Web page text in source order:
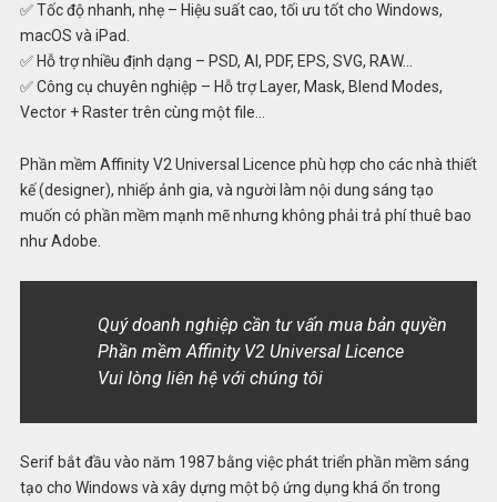
✅ Tốc độ nhanh, nhẹ – Hiệu suất cao, tối ưu tốt cho Windows,
macOS và iPad.
✅ Hỗ trợ nhiều định dạng – PSD, AI, PDF, EPS, SVG, RAW…
✅ Công cụ chuyên nghiệp – Hỗ trợ Layer, Mask, Blend Modes,
Vector + Raster trên cùng một file…
Phần mềm Affinity V2 Universal Licence phù hợp cho các nhà thiết
kế (designer), nhiếp ảnh gia, và người làm nội dung sáng tạo
muốn có phần mềm mạnh mẽ nhưng không phải trả phí thuê bao
như Adobe.
Quý doanh nghiệp cần tư vấn mua bản quyền
Phần mềm Affinity V2 Universal Licence
Vui lòng liên hệ với chúng tôi
Serif bắt đầu vào năm 1987 bằng việc phát triển phần mềm sáng
tạo cho Windows và xây dựng một bộ ứng dụng khá ổn trong